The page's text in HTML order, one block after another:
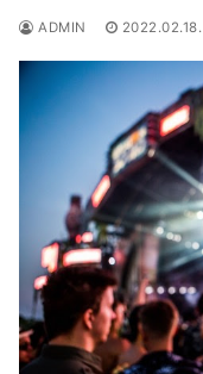
ADMIN 2022.02.18.